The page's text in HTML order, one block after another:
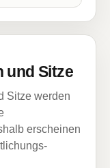
und Sitze
Sitze werden
erscheinen